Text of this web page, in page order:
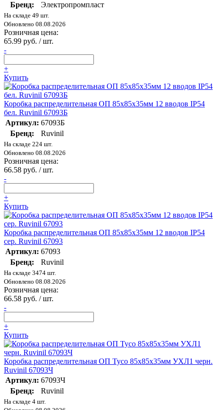
Бренд: Электропромпласт
На складе 49 шт.
Обновлено 08.08.2026
Розничная цена:
65.99 руб. / шт.
-
+
Купить
Коробка распределительная ОП 85х85х35мм 12 вводов IP54
бел. Ruvinil 67093Б
Артикул: 67093Б
Бренд:
Ruvinil
На складе 224 шт.
Обновлено 08.08.2026
Розничная цена:
66.58 руб. / шт.
-
+
Купить
Коробка распределительная ОП 85х85х35мм 12 вводов IP54
сер. Ruvinil 67093
Артикул: 67093
Бренд:
Ruvinil
На складе 3474 шт.
Обновлено 08.08.2026
Розничная цена:
66.58 руб. / шт.
-
+
Купить
Коробка распределительная ОП Тусо 85х85х35мм УХЛ1 черн.
Ruvinil 67093Ч
Артикул: 67093Ч
Бренд:
Ruvinil
На складе 4 шт.